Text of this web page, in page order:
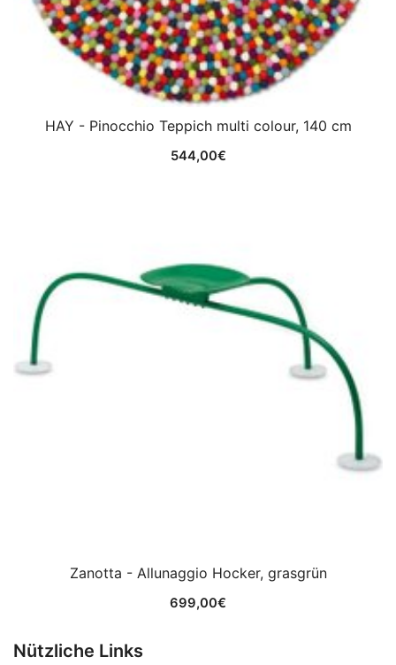
HAY - Pinocchio Teppich multi colour, 140 cm
544,00€
Zanotta - Allunaggio Hocker, grasgrün
699,00€
Nützliche Links